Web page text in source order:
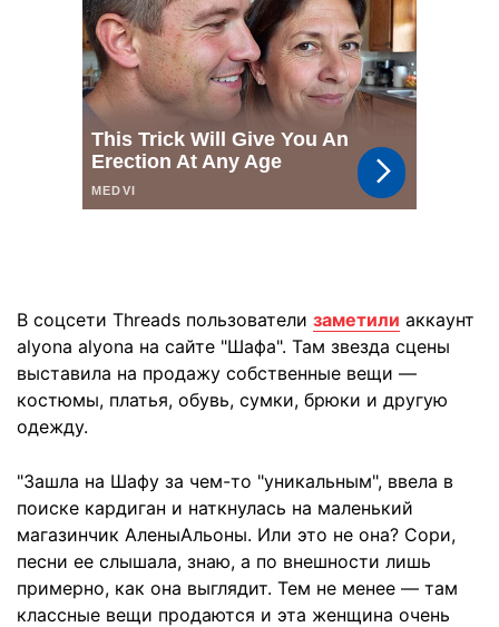
В соцсети Threads пользователи заметили аккаунт
alyona alyona на сайте "Шафа". Там звезда сцены
выставила на продажу собственные вещи —
костюмы, платья, обувь, сумки, брюки и другую
одежду.
"Зашла на Шафу за чем-то "уникальным", ввела в
поиске кардиган и наткнулась на маленький
магазинчик АленыАльоны. Или это не она? Сори,
песни ее слышала, знаю, а по внешности лишь
примерно, как она выглядит. Тем не менее — там
классные вещи продаются и эта женщина очень